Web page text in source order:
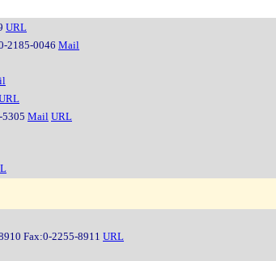
URL
2185-0046 Mail
Mail URL
Fax:0-2255-8911 URL